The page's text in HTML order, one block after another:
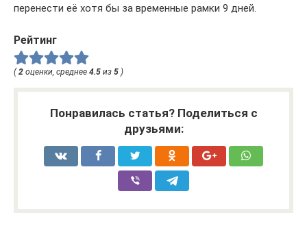
перенести её хотя бы за временные рамки 9 дней.
Рейтинг
( 2 оценки, среднее 4.5 из 5 )
Понравилась статья? Поделиться с
друзьями: